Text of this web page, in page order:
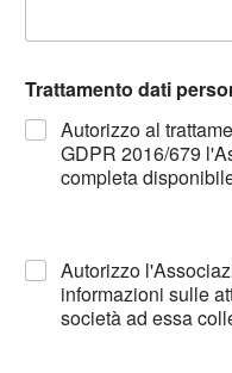
Trattamento dati
Autorizzo al
GDPR 2016/679
completa
Autorizzo
informazioni sulle
società ad essa